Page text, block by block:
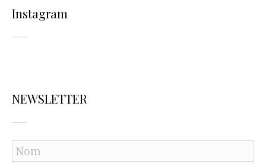
Instagram
NEWSLETTER